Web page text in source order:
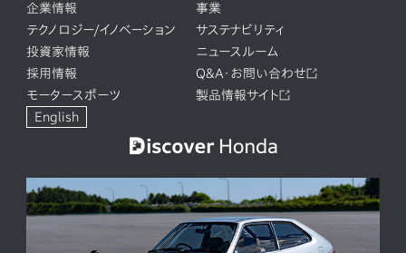
企業情報
事業
テクノロジー/イノベーション
サステナビリティ
投資家情報
ニュースルーム
採用情報
Q&A・お問い合わせ
モータースポーツ
製品情報サイト
English